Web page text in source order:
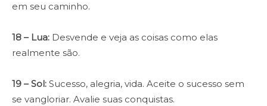
em seu caminho.
18 – Lua: Desvende e veja as coisas como elas
realmente são.
19 – Sol: Sucesso, alegria, vida. Aceite o sucesso sem
se vangloriar. Avalie suas conquistas.